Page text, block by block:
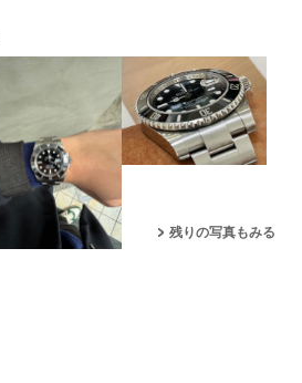
残りの写真もみる